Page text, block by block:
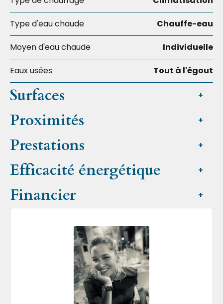
Type d'eau chaude Chauffe-eau
Moyen d'eau chaude Individuelle
Eaux usées Tout à l'égout
Surfaces +
Proximités +
Prestations +
Efficacité énergétique +
Financier +